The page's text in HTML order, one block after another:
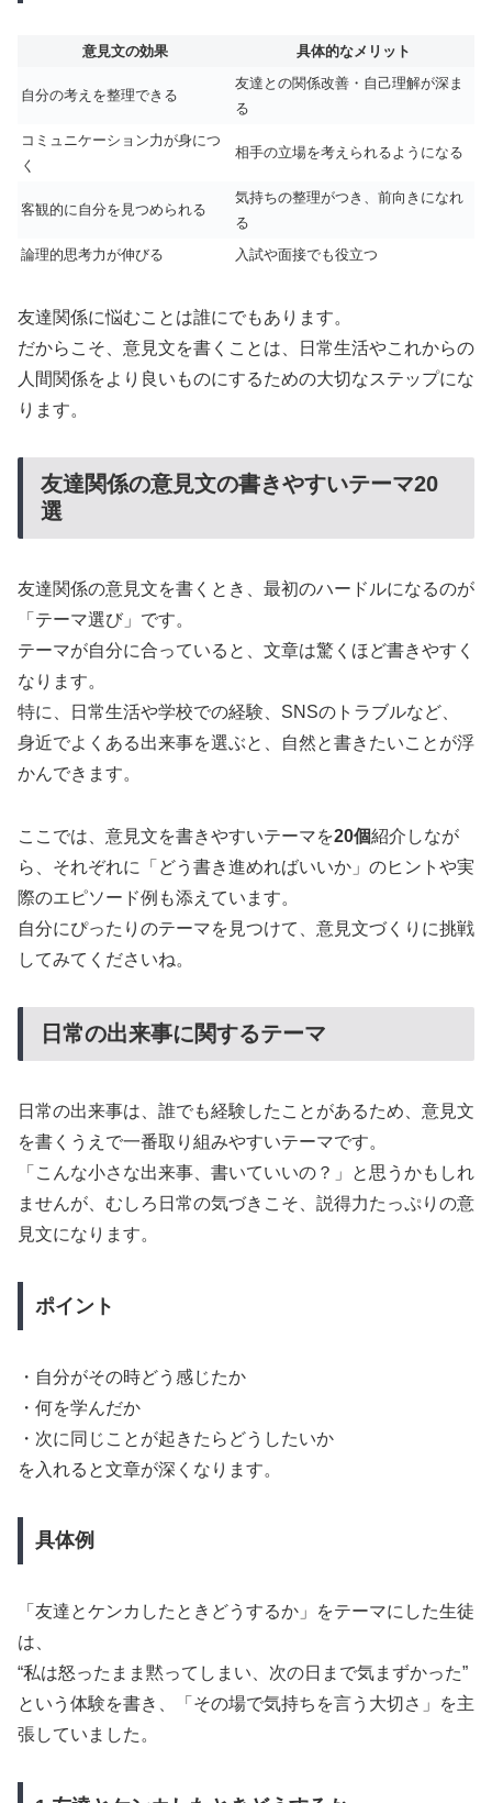
意見文の効果 具体的なメリット
自分の考えを整理できる
友達との関係改善・自己理解が深ま
る
コミュニケーション力が身につ
く
相手の立場を考えられるようになる
客観的に自分を見つめられる
気持ちの整理がつき、前向きになれ
る
論理的思考力が伸びる
入試や面接でも役立つ
友達関係に悩むことは誰にでもあります。
だからこそ、意見文を書くことは、日常生活やこれからの
人間関係をより良いものにするための大切なステップにな
ります。
友達関係の意見文の書きやすいテーマ20
選
友達関係の意見文を書くとき、最初のハードルになるのが
「テーマ選び」です。
テーマが自分に合っていると、文章は驚くほど書きやすく
なります。
特に、日常生活や学校での経験、SNSのトラブルなど、
身近でよくある出来事を選ぶと、自然と書きたいことが浮
かんできます。
ここでは、意見文を書きやすいテーマを20個紹介しなが
ら、それぞれに「どう書き進めればいいか」のヒントや実
際のエピソード例も添えています。
自分にぴったりのテーマを見つけて、意見文づくりに挑戦
してみてくださいね。
日常の出来事に関するテーマ
日常の出来事は、誰でも経験したことがあるため、意見文
を書くうえで一番取り組みやすいテーマです。
「こんな小さな出来事、書いていいの？」と思うかもしれ
ませんが、むしろ日常の気づきこそ、説得力たっぷりの意
見文になります。
ポイント
・自分がその時どう感じたか
・何を学んだか
・次に同じことが起きたらどうしたいか
を入れると文章が深くなります。
具体例
「友達とケンカしたときどうするか」をテーマにした生徒
は、
“私は怒ったまま黙ってしまい、次の日まで気まずかった”
という体験を書き、「その場で気持ちを言う大切さ」を主
張していました。